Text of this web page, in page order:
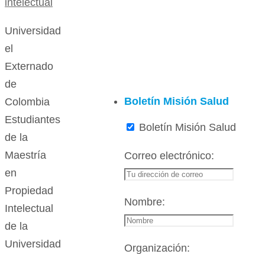
intelectual
Universidad
el
Externado
de
Colombia
Estudiantes
de la
Maestría
en
Propiedad
Intelectual
de la
Universidad
Boletín Misión Salud
Boletín Misión Salud
Correo electrónico:
Nombre:
Organización: